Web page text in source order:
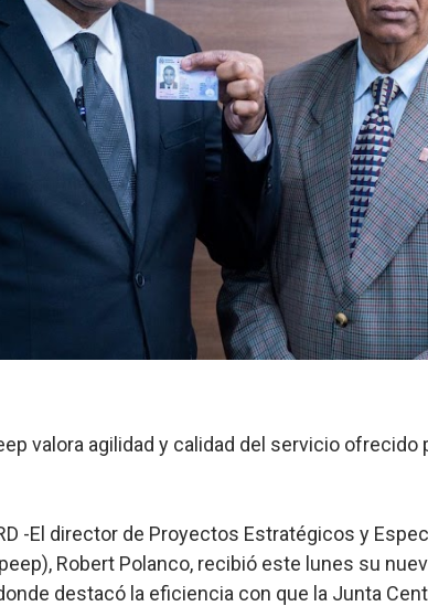
oportuna de Propeep permite a familia de
a Angelina Biviana Riveiro como nueva
y Liga Municipal Dominicana impulsan metas de
Superior Administrativo anula permisos
renovación de cédula: adiós al orden
Amigos es reconocido por sus cuatro
Popular escala 17 posiciones en los mil mejores
el SRSO actualizan Manual de Comunicación
de León responde a Roberto Tineo y a Yeisy por
55 años sembrando desarrollo y fortaleciendo
valora agilidad y calidad del servicio ofrecido
-El director de Proyectos Estratégicos y
Robert Polanco, recibió este lunes su
destacó la eficiencia con que la Junta